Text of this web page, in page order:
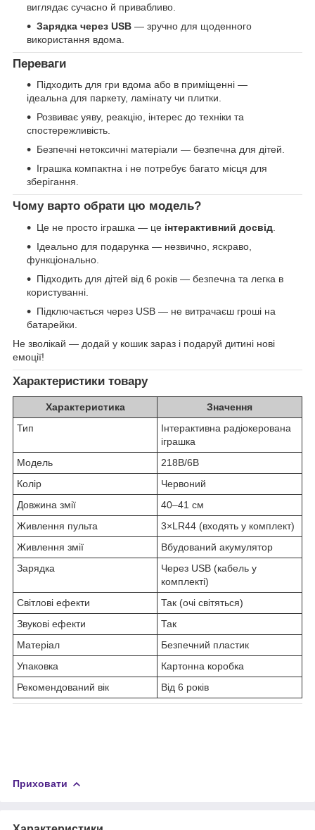
виглядає сучасно й привабливо.
Зарядка через USB — зручно для щоденного
використання вдома.
Переваги
Підходить для гри вдома або в приміщенні —
ідеальна для паркету, ламінату чи плитки.
Розвиває уяву, реакцію, інтерес до техніки та
спостережливість.
Безпечні нетоксичні матеріали — безпечна для дітей.
Іграшка компактна і не потребує багато місця для
зберігання.
Чому варто обрати цю модель?
Це не просто іграшка — це інтерактивний досвід
Ідеально для подарунка — незвично, яскраво,
функціонально.
Підходить для дітей від 6 років — безпечна та легка в
користуванні.
Підключається через USB — не витрачаєш гроші на
батарейки.
Не зволікай — додай у кошик зараз і подаруй дитині нові
емоції!
Характеристики товару
Характеристика
Значення
Тип
Інтерактивна радіокерована
іграшка
Модель
218B/6B
Колір
Червоний
Довжина змії
40–41 см
Живлення пульта
3×LR44 (входять у комплект)
Живлення змії
Вбудований акумулятор
Зарядка
Через USB (кабель у
комплекті)
Світлові ефекти
Так (очі світяться)
Звукові ефекти
Так
Матеріал
Безпечний пластик
Упаковка
Картонна коробка
Рекомендований вік
Від 6 років
Приховати